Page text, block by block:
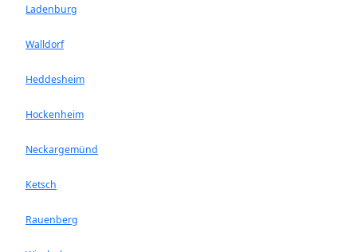
Ladenburg
Walldorf
Heddesheim
Hockenheim
Neckargemünd
Ketsch
Rauenberg